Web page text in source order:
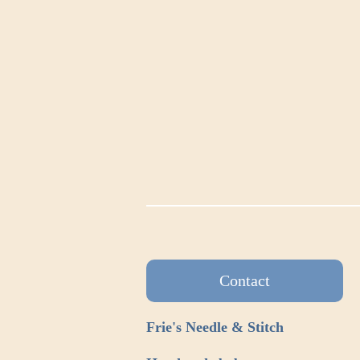
Contact
Frie's Needle & Stitch